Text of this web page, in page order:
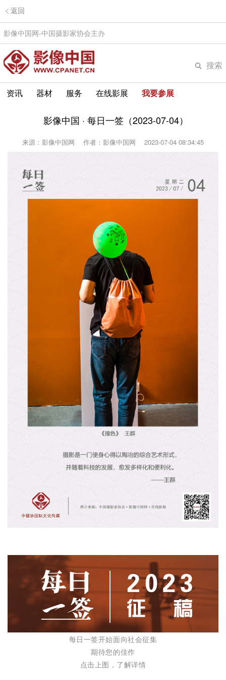
返回
影像中国网-中国摄影家协会主办
搜索
资讯 器材 服务 在线影展 我要参展
影像中国 · 每日一签（2023-07-04）
来源：影像中国网 作者：影像中国网 2023-07-04 08:34:45
每日一签开始面向社会征集
期待您的佳作
点击上图，了解详情